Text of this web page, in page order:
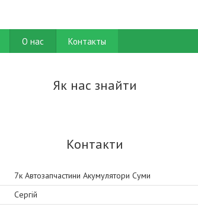
О нас Контакты
Як нас знайти
Контакти
7к Автозапчастини Акумулятори Суми
Сергій